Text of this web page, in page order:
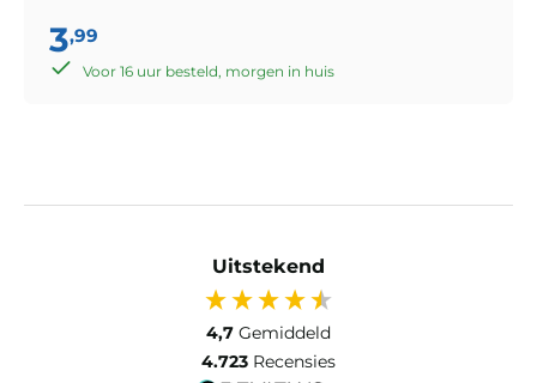
3,99
Voor 16 uur besteld, morgen in huis
Uitstekend
4,7 Gemiddeld
4.723 Recensies